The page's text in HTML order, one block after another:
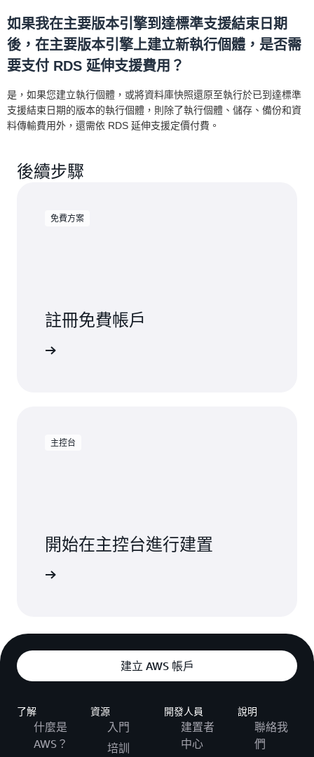
如果我在主要版本引擎到達標準支援結束日期
後，在主要版本引擎上建立新執行個體，是否需
要支付 RDS 延伸支援費用？
是，如果您建立執行個體，或將資料庫快照還原至執行於已到達標準
支援結束日期的版本的執行個體，則除了執行個體、儲存、備份和資
料傳輸費用外，還需依 RDS 延伸支援定價付費。
後續步驟
免費方案
註冊免費帳戶
主控台
開始在主控台進行建置
建立 AWS 帳戶
了解
什麼是
AWS？
資源
入門
培訓
開發人員
建置者
中心
說明
聯絡我
們